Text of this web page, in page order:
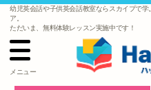
幼児英会話や子供英会話教室ならスカイプで
ア。
ただいま、無料体験レッスン実施中です！
メニュー